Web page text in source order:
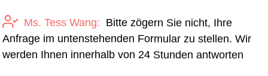
Ms. Tess Wang: Bitte zögern Sie nicht, Ihre
Anfrage im untenstehenden Formular zu stellen. Wir
werden Ihnen innerhalb von 24 Stunden antworten